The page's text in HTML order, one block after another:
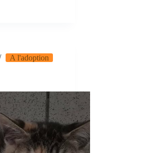
A l'adoption